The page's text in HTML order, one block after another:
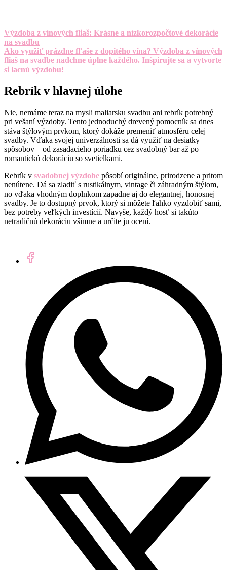
Výzdoba z vínových fliaš: Krásne a nízkorozpočtové dekorácie
na svadbu
Ako využiť prázdne fľaše z dopitého vína? Výzdoba z vínových
fliaš na svadbe nadchne úplne každého. Inšpirujte sa a vytvorte
si lacnú výzdobu!
Rebrík v hlavnej úlohe
Nie, nemáme teraz na mysli maliarsku svadbu ani rebrík potrebný
pri vešaní výzdoby. Tento jednoduchý drevený pomocník sa dnes
stáva štýlovým prvkom, ktorý dokáže premeniť atmosféru celej
svadby. Vďaka svojej univerzálnosti sa dá využiť na desiatky
spôsobov – od zasadacieho poriadku cez svadobný bar až po
romantickú dekoráciu so svetielkami.
Rebrík v svadobnej výzdobe pôsobí originálne, prirodzene a pritom
nenútene. Dá sa zladiť s rustikálnym, vintage či záhradným štýlom,
no vďaka vhodným doplnkom zapadne aj do elegantnej, honosnej
svadby. Je to dostupný prvok, ktorý si môžete ľahko vyzdobiť sami,
bez potreby veľkých investícií. Navyše, každý hosť si takúto
netradičnú dekoráciu všimne a určite ju ocení.